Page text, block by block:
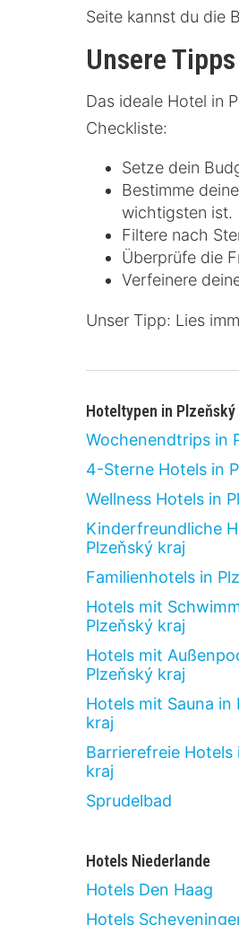
Seite kannst du die
Unsere
Das ideale Hotel in
Checkliste:
Setze dein
Bestimme
wichtigsten ist.
Filtere nach
Überprüfe die
Verfeinere
Unser Tipp: Lies
Hoteltypen in
Wochenendtrips in
4-Sterne Hotels in
Wellness Hotels in
Kinderfreundliche
Plzeňský kraj
Familienhotels in
Hotels mit
Plzeňský kraj
Hotels mit
Plzeňský kraj
Hotels mit Sauna in
kraj
Barrierefreie Hotels
kraj
Sprudelbad
Hotels Niederlande
Hotels Den Haag
Hotels